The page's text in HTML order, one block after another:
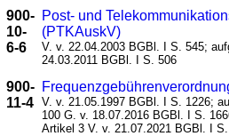
900-
10-
6-6
Post- und
(PTKAuskV)
V. v. 22.04.2003 BGBl. I S. 545;
24.03.2011 BGBl. I S. 506
900-
11-4
V. v. 21.05.1997 BGBl. I S. 1226;
100 G. v. 18.07.2016 BGBl. I S.
Artikel 3 V. v. 21.07.2021 BGBl. I